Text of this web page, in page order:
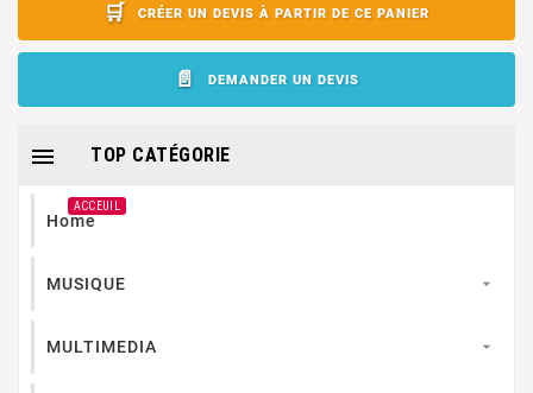
CRÉER UN DEVIS À PARTIR DE CE PANIER
DEMANDER UN DEVIS
TOP CATÉGORIE

Home
ACCEUIL
MUSIQUE 
MULTIMEDIA 